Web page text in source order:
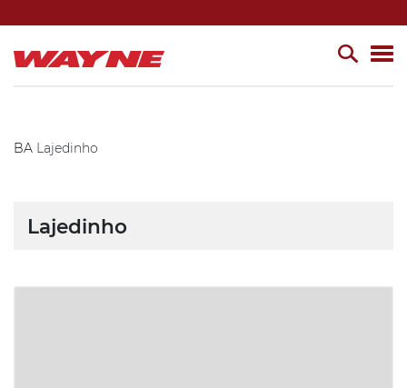
BA Lajedinho
Lajedinho